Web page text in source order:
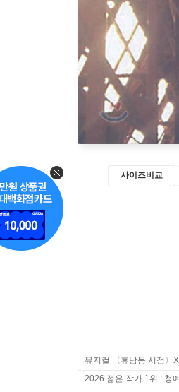
사이즈비교
2026 젊은 작가 1위 : 청예